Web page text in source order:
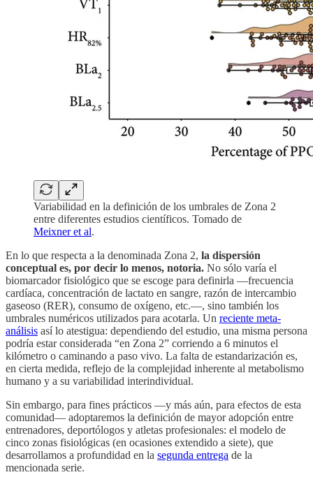
Variabilidad en la definición de los umbrales de Zona 2
entre diferentes estudios científicos. Tomado de
Meixner et al.
En lo que respecta a la denominada Zona 2, la dispersión
conceptual es, por decir lo menos, notoria. No sólo varía el
biomarcador fisiológico que se escoge para definirla —frecuencia
cardíaca, concentración de lactato en sangre, razón de intercambio
gaseoso (RER), consumo de oxígeno, etc.—, sino también los
umbrales numéricos utilizados para acotarla. Un reciente meta-
análisis así lo atestigua: dependiendo del estudio, una misma persona
podría estar considerada “en Zona 2” corriendo a 6 minutos el
kilómetro o caminando a paso vivo. La falta de estandarización es,
en cierta medida, reflejo de la complejidad inherente al metabolismo
humano y a su variabilidad interindividual.
Sin embargo, para fines prácticos —y más aún, para efectos de esta
comunidad— adoptaremos la definición de mayor adopción entre
entrenadores, deportólogos y atletas profesionales: el modelo de
cinco zonas fisiológicas (en ocasiones extendido a siete), que
desarrollamos a profundidad en la segunda entrega de la
mencionada serie.